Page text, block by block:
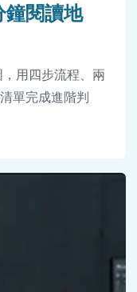
鐘閱讀地
用四步流程、兩
單完成進階判